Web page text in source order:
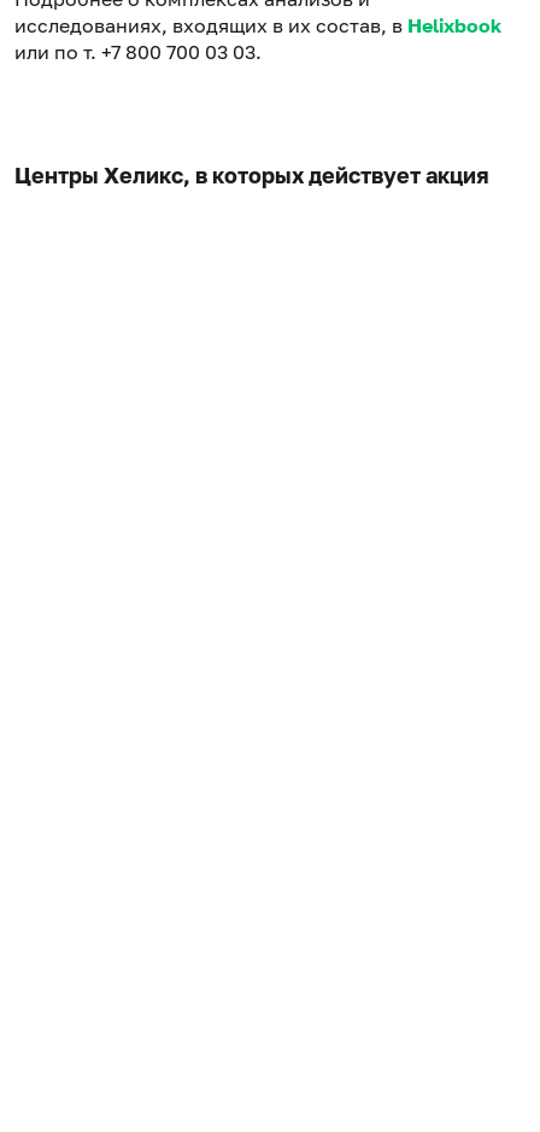
исследованиях, входящих в их состав, в Helixbook
или по т. +7 800 700 03 03.
Центры Хеликс, в которых действует акция